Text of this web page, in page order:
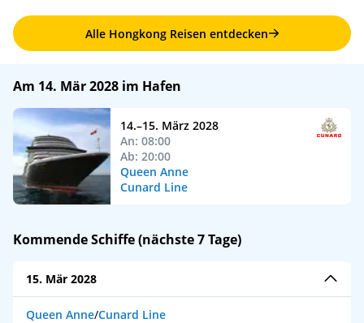
Alle Hongkong Reisen entdecken
Am 14. Mär 2028 im Hafen
14.–15. März 2028
An: 08:00
Ab: 20:00
Queen Anne
Cunard Line
Kommende Schiffe (nächste 7 Tage)
15. Mär 2028
Queen Anne/Cunard Line